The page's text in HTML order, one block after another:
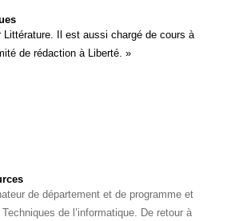
Littérature. Il est aussi chargé de cours à
de rédaction à Liberté. »
de département et de programme et
de l’informatique. De retour à